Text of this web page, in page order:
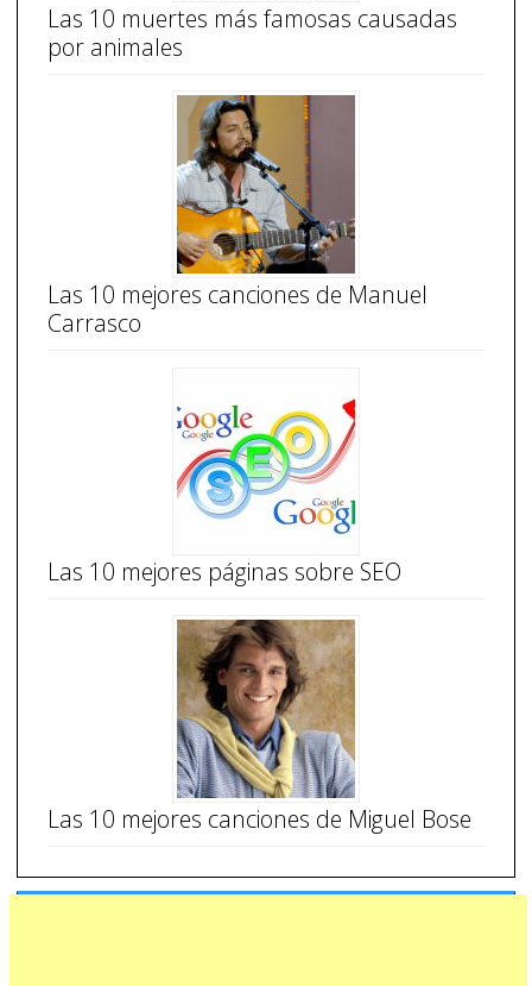
Las 10 muertes más famosas causadas
por animales
Las 10 mejores canciones de Manuel
Carrasco
Las 10 mejores páginas sobre SEO
Las 10 mejores canciones de Miguel Bose